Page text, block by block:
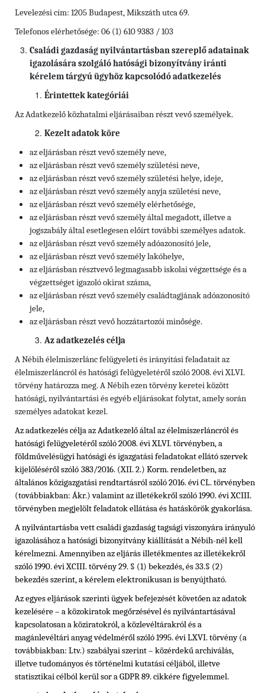
Levelezési cím: 1205 Budapest, Mikszáth utca 69.
Telefonos elérhetősége: 06 (1) 610 9383 / 103
Családi gazdaság nyilvántartásban szereplő adatainak
igazolására szolgáló hatósági bizonyítvány iránti
kérelem tárgyú ügyhöz kapcsolódó adatkezelés
Érintettek kategóriái
Az Adatkezelő közhatalmi eljárásaiban részt vevő személyek.
Kezelt adatok köre
az eljárásban részt vevő személy neve,
az eljárásban részt vevő személy születési neve,
az eljárásban részt vevő személy születési helye, ideje,
az eljárásban részt vevő személy anyja születési neve,
az eljárásban részt vevő személy elérhetősége,
az eljárásban részt vevő személy által megadott, illetve a
jogszabály által esetlegesen előírt további személyes adatok.
az eljárásban részt vevő személy adóazonosító jele,
az eljárásban részt vevő személy lakóhelye,
az eljárásban résztvevő legmagasabb iskolai végzettsége és a
végzettséget igazoló okirat száma,
az eljárásban részt vevő személy családtagjának adóazonosító
jele,
az eljárásban részt vevő hozzátartozói minősége.
Az adatkezelés célja
A Nébih élelmiszerlánc felügyeleti és irányítási feladatait az
élelmiszerláncról és hatósági felügyeletéről szóló 2008. évi XLVI.
törvény határozza meg. A Nébih ezen törvény keretei között
hatósági, nyilvántartási és egyéb eljárásokat folytat, amely során
személyes adatokat kezel.
Az adatkezelés célja az Adatkezelő által az élelmiszerláncról és
hatósági felügyeletéről szóló 2008. évi XLVI. törvényben,a
földművelésügyi hatósági és igazgatási feladatokat ellátó szervek
kijelöléséről szóló 383/2016. (XII. 2.) Korm. rendeletben, az
általános közigazgatási rendtartásról szóló 2016. évi CL. törvényben
(továbbiakban: Ákr.)valamint az illetékekről szóló 1990. évi XCIII.
törvénybenmegjelölt feladatok ellátása és hatáskörök gyakorlása.
A nyilvántartásba vett családi gazdaság tagsági viszonyára irányuló
igazolásához a hatósági bizonyítvány kiállítását a Nébih-nél kell
kérelmezni. Amennyiben az eljárás illetékmentes az illetékekről
szóló 1990. évi XCIII. törvény 29. § (1) bekezdés, és 33.§ (2)
bekezdés szerint, a kérelem elektronikusan is benyújtható.
Az egyes eljárások szerinti ügyek befejezését követően az adatok
kezelésére – a közokiratok megőrzésével és nyilvántartásával
kapcsolatosan a köziratokról, a közlevéltárakról és a
magánlevéltári anyag védelméről szóló 1995. évi LXVI. törvény (a
továbbiakban: Ltv.) szabályai szerint – közérdekű archiválás,
illetve tudományos és történelmi kutatási céljából, illetve
statisztikai célból kerül sor a GDPR 89. cikkére figyelemmel.